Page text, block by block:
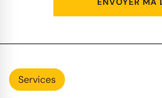
Services